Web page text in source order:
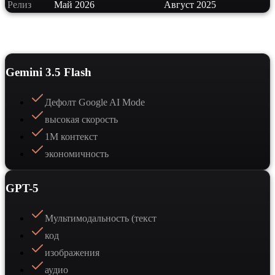
Релиз Май 2026 Август 2025
Gemini 3.5 Flash
Дефолт Google AI Mode
высокая скорость
1M контекст
экономичность
GPT-5
Мультимодальность (текст
код
изображения
аудио